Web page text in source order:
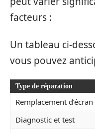
facteurs :
Un tableau ci-
vous pouvez
Type de réparation
Remplacement d’écran
Diagnostic et test